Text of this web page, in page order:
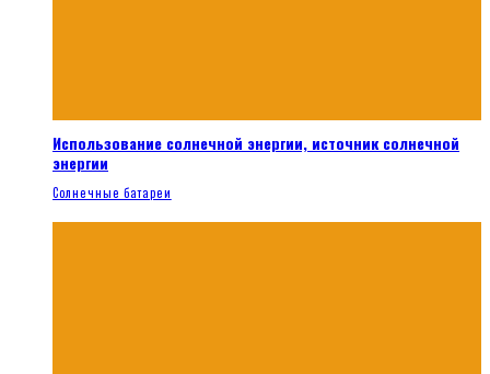
Использование солнечной энергии, источник солнечной
энергии
Солнечные батареи